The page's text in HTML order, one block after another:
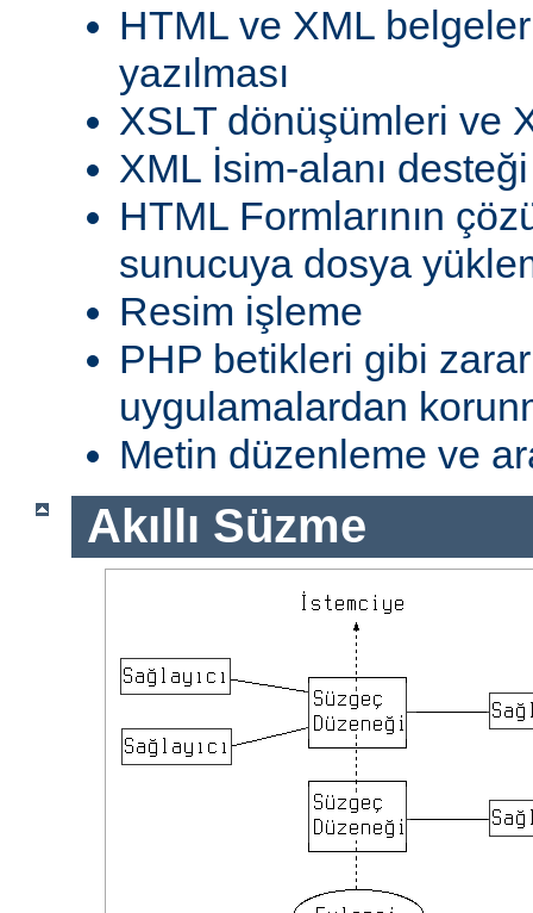
HTML ve XML
yazılması
XSLT dönüşümleri ve
XML İsim-alanı desteği
HTML Formlarının
sunucuya dosya
Resim işleme
PHP betikleri gibi
uygulamalardan
Metin düzenleme ve
Akıllı Süzme